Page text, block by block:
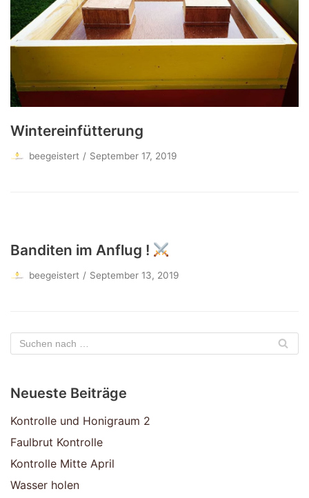
Wintereinfütterung
beegeistert September 17, 2019
Banditen im Anflug !
beegeistert September 13, 2019
Neueste Beiträge
Kontrolle und Honigraum 2
Faulbrut Kontrolle
Kontrolle Mitte April
Wasser holen